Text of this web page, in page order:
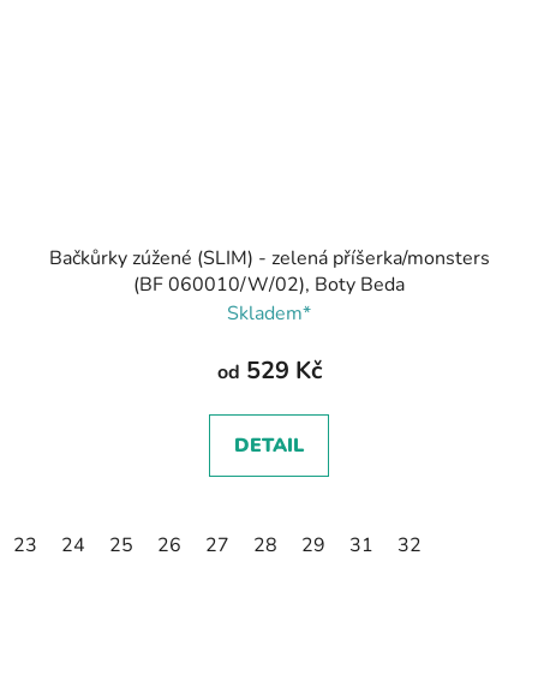
Bačkůrky zúžené (SLIM) - zelená příšerka/monsters
(BF 060010/W/02), Boty Beda
Skladem*
od 529 Kč
DETAIL
23 24 25 26 27 28 29 31 32